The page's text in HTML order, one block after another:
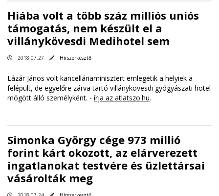
Hiába volt a több száz milliós uniós
támogatás, nem készült el a
villánykövesdi Medihotel sem
2018.07.27 Hírszerkesztő
Lázár János volt kancelláriaminisztert emlegetik a helyiek a
felépült, de egyelőre zárva tartó villánykövesdi gyógyászati hotel
mögött álló személyként. - írja az atlatszo.hu.
Simonka György cége 973 millió
forint kárt okozott, az elárverezett
ingatlanokat testvére és üzlettársai
vásárolták meg